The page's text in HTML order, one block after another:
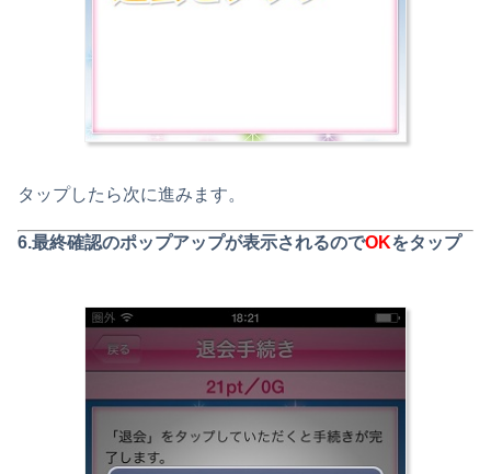
タップしたら次に進みます。
6.最終確認のポップアップが表示されるのでOKをタップ